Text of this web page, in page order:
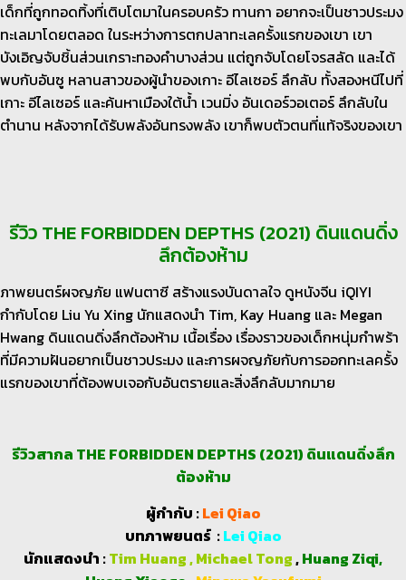
เด็กที่ถูกทอดทิ้งที่เติบโตมาในครอบครัว ทานกา อยากจะเป็นชาวประมง
ทะเลมาโดยตลอด ในระหว่างการตกปลาทะเลครั้งแรกของเขา เขา
บังเอิญจับชิ้นส่วนเกราะทองคำบางส่วน แต่ถูกจับโดยโจรสลัด และได้
พบกับอันซู หลานสาวของผู้นำของเกาะ อีไลเซอร์ ลึกลับ ทั้งสองหนีไปที่
เกาะ อีไลเซอร์ และค้นหาเมืองใต้น้ำ เวนมิ่ง อันเดอร์วอเตอร์ ลึกลับใน
ตำนาน หลังจากได้รับพลังอันทรงพลัง เขาก็พบตัวตนที่แท้จริงของเขา
รีวิว THE FORBIDDEN DEPTHS (2021) ดินแดนดิ่ง
ลึกต้องห้าม
ภาพยนตร์ผจญภัย แฟนตาซี สร้างแรงบันดาลใจ ดูหนังจีน iQIYI
กำกับโดย Liu Yu Xing นักแสดงนำ Tim, Kay Huang และ Megan
Hwang ดินแดนดิ่งลึกต้องห้าม เนื้อเรื่อง เรื่องราวของเด็กหนุ่มกำพร้า
ที่มีความฝันอยากเป็นชาวประมง และการผจญภัยกับการออกทะเลครั้ง
แรกของเขาที่ต้องพบเจอกับอันตรายและสิ่งลึกลับมากมาย
รีวิวสากล THE FORBIDDEN DEPTHS (2021) ดินแดนดิ่งลึก
ต้องห้าม
ผู้กำกับ :Lei Qiao
บทภาพยนตร์ :Lei Qiao
นักแสดงนำ :Tim Huang , Michael Tong,Huang Ziqi,